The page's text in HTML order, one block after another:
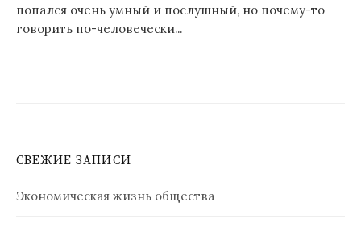
попался очень умный и послушный, но почему-то
говорить по-человечески...
СВЕЖИЕ ЗАПИСИ
Экономическая жизнь общества